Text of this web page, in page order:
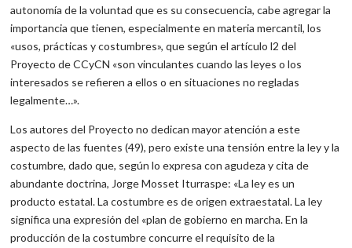
autonomía de la voluntad que es su consecuencia, cabe agregar la
importancia que tienen, especialmente en materia mercantil, los
«usos, prácticas y costumbres», que según el artículo l2 del
Proyecto de CCyCN «son vinculantes cuando las leyes o los
interesados se refieren a ellos o en situaciones no regladas
legalmente…».
Los autores del Proyecto no dedican mayor atención a este
aspecto de las fuentes (49), pero existe una tensión entre la ley y la
costumbre, dado que, según lo expresa con agudeza y cita de
abundante doctrina, Jorge Mosset Iturraspe: «La ley es un
producto estatal. La costumbre es de origen extraestatal. La ley
significa una expresión del «plan de gobierno en marcha. En la
producción de la costumbre concurre el requisito de la